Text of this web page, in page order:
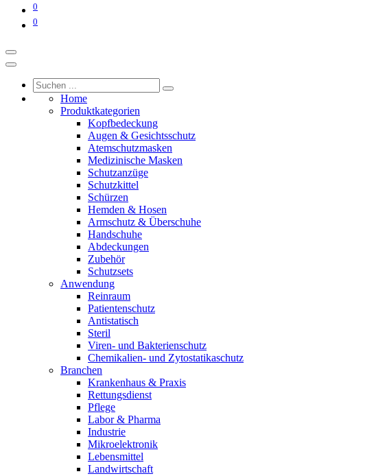
0
0
Home
Produktkategorien
Kopfbedeckung
Augen & Gesichtsschutz
Atemschutzmasken
Medizinische Masken
Schutzanzüge
Schutzkittel
Schürzen
Hemden & Hosen
Armschutz & Überschuhe
Handschuhe
Abdeckungen
Zubehör
Schutzsets
Anwendung
Reinraum
Patientenschutz
Antistatisch
Steril
Viren- und Bakterienschutz
Chemikalien- und Zytostatikaschutz
Branchen
Krankenhaus & Praxis
Rettungsdienst
Pflege
Labor & Pharma
Industrie
Mikroelektronik
Lebensmittel
Landwirtschaft